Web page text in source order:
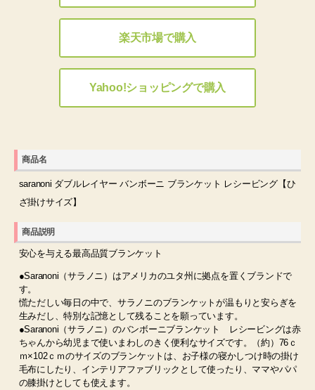
楽天市場で購入
Yahoo!ショッピングで購入
商品名
saranoni ダブルレイヤー バンボーニ ブランケット レシービング【ひ
ざ掛けサイズ】
商品説明
安心を与える最高品質ブランケット
●Saranoni（サラノニ）はアメリカのユタ州に拠点を置くブランドで
す。
慌ただしい毎日の中で、サラノニのブランケットが温もりと安らぎを
生みだし、特別な記憶として残ることを願っています。
●Saranoni（サラノニ）のバンボーニブランケット レシービングは赤
ちゃんから幼児まで使いまわしのきく便利なサイズです。（約）76ｃ
ｍ×102ｃｍのサイズのブランケットは、お子様の寝かしつけ時の掛け
毛布にしたり、インテリアファブリックとして使ったり、ママやパパ
の膝掛けとしても使えます。